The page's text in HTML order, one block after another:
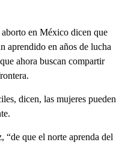
en México dicen que
aprendido en años de lucha
ahora buscan compartir
dicen, las mujeres pueden
“de que el norte aprenda del